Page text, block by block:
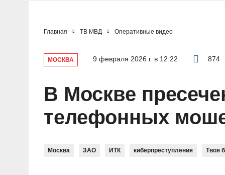
Главная ТВ МВД Оперативные видео
МОСКВА 9 февраля 2026 г. в 12:22 874
В Москве
телефонных
Москва ЗАО ИТК киберпреступления Твоя